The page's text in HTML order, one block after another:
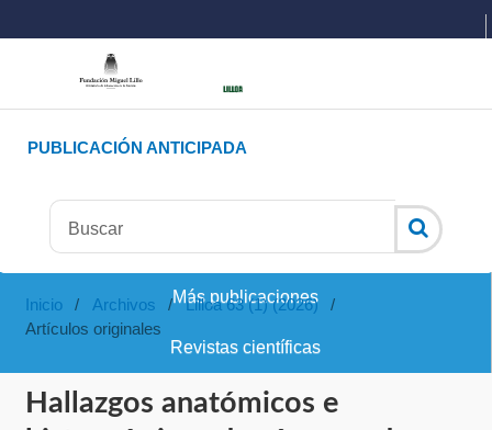
Más publicaciones
Revistas científicas
PUBLICACIÓN ANTICIPADA
Inicio / Archivos / Lilloa 63 (1) (2026)
/
Artículos originales
Hallazgos anatómicos e